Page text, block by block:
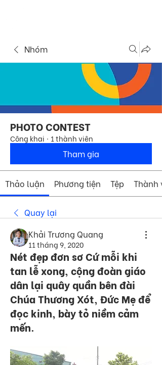
Nhóm
PHOTO CONTEST
Công khai · 1 thành viên
Tham gia
Thảo luận Phương tiện Tệp Thành
Quay lại
Khải Trương Quang
11 tháng 9, 2020
Nét đẹp đơn sơ Cứ mỗi khi
tan lễ xong, cộng đoàn giáo
dân lại quây quần bên đài
Chúa Thương Xót, Đức Mẹ để
đọc kinh, bày tỏ niềm cảm
mến.